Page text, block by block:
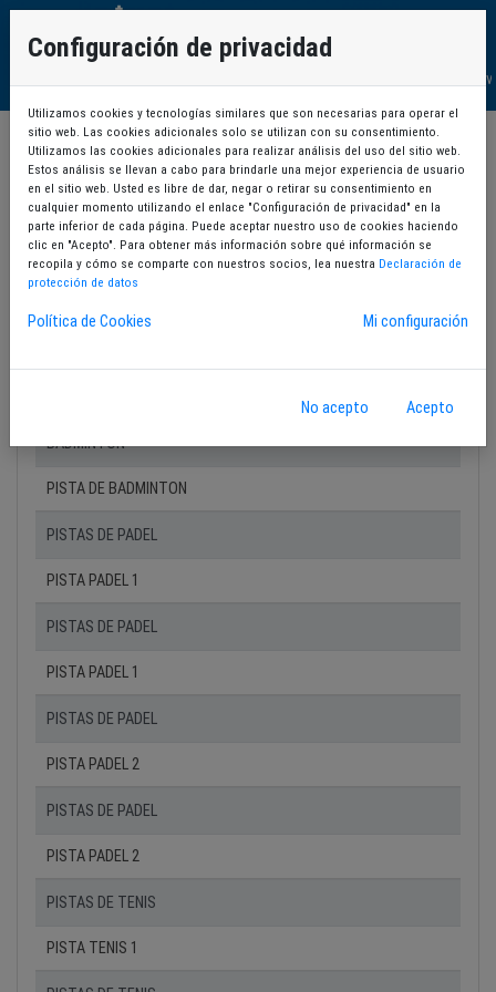
Cita
Selección de servicios
Selecciona un servicio
Búsqueda por instalaciones
BADMINTON
PISTA DE BADMINTON
PISTAS DE PADEL
PISTA PADEL 1
PISTAS DE PADEL
PISTA PADEL 1
PISTAS DE PADEL
PISTA PADEL 2
PISTAS DE PADEL
PISTA PADEL 2
PISTAS DE TENIS
PISTA TENIS 1
Configuración de privacidad
Utilizamos cookies y tecnologías similares que son necesarias para operar el
sitio web. Las cookies adicionales solo se utilizan con su consentimiento.
Utilizamos las cookies adicionales para realizar análisis del uso del sitio web.
Estos análisis se llevan a cabo para brindarle una mejor experiencia de usuario
en el sitio web. Usted es libre de dar, negar o retirar su consentimiento en
cualquier momento utilizando el enlace "Configuración de privacidad" en la
parte inferior de cada página. Puede aceptar nuestro uso de cookies haciendo
clic en "Acepto". Para obtener más información sobre qué información se
recopila y cómo se comparte con nuestros socios, lea nuestra Declaración de
protección de datos
Política de Cookies Mi configuración
No acepto Acepto